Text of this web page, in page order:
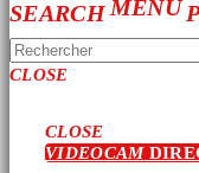
SEARCHMENU
CLOSE
CLOSE
VIDEOCAM